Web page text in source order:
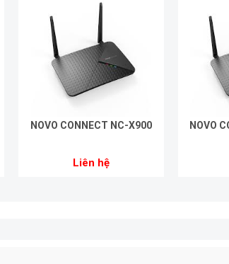
NOVO CONNECT NC-X900
Liên hệ
NOVO